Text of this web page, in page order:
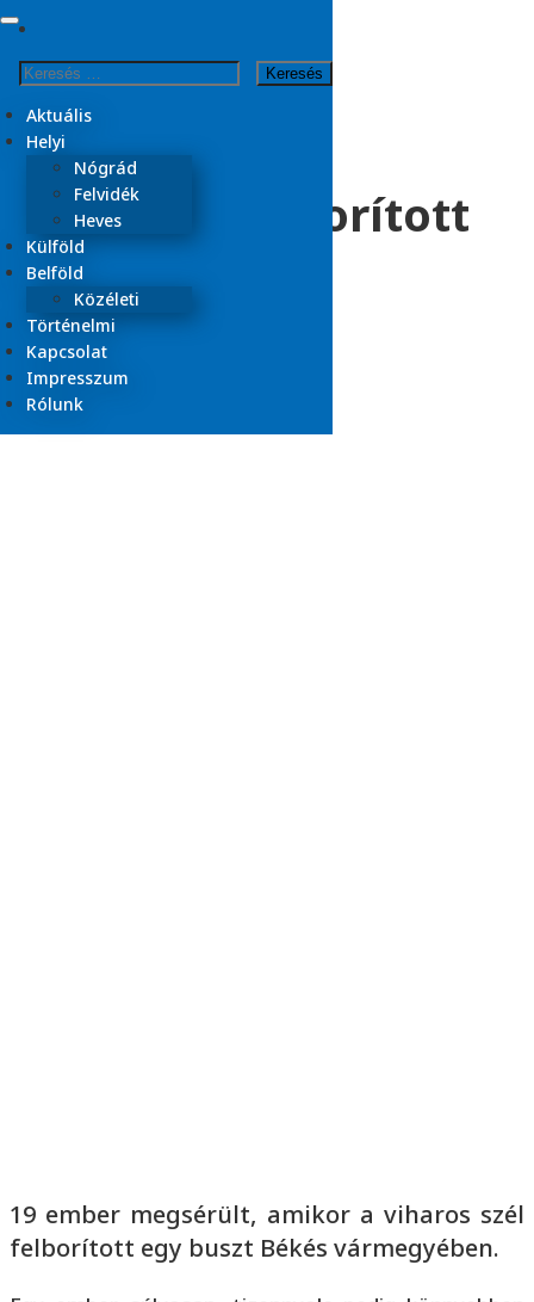
Skip
content
Keresés:
Aktuális
Helyi
Nógrád
Felvidék
Heves
Külföld
Belföld
Közéleti
Történelmi
Kapcsolat
Impresszum
Rólunk
Kezdőlap
2023
október
28
Viharos szél borított
fel egy buszt
2023.10.28.
Aktuális
Olvasási idő:
19 ember megsérült, amikor a viharos szél
felborított egy buszt Békés vármegyében.